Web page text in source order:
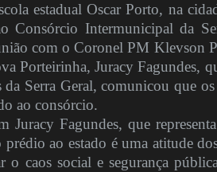
estadual Oscar Porto, na
Consórcio Intermunicipal da
com o Coronel PM Klevson
Porteirinha, Juracy Fagundes,
da Serra Geral, comunicou que
ao consórcio.
Juracy Fagundes, que
ao estado é uma atitude
o caos social e segurança